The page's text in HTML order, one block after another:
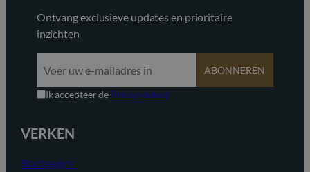
Ontvang exclusieve updates en prioritaire
inzichten
ABONNEREN
Ik accepteer de Privacybeleid
VERKEN
Startpagina